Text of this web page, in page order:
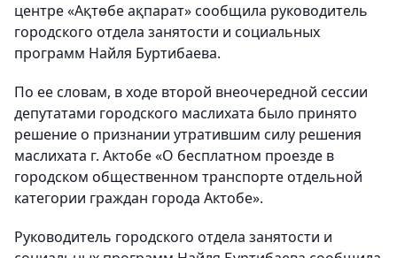
центре «Ақтөбе ақпарат» сообщила руководитель
городского отдела занятости и социальных
программ Найля Буртибаева.
По ее словам, в ходе второй внеочередной сессии
депутатами городского маслихата было принято
решение о признании утратившим силу решения
маслихата г. Актобе «О бесплатном проезде в
городском общественном транспорте отдельной
категории граждан города Актобе».
Руководитель городского отдела занятости и